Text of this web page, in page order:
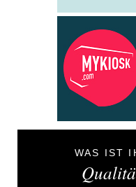
WAS IST